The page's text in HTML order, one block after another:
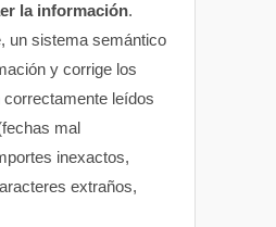
la información.
un sistema semántico
y corrige los
leídos
mal
inexactos,
extraños,